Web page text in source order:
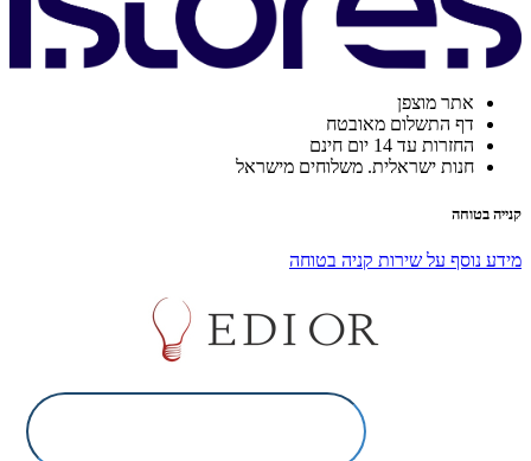
אתר מוצפן
דף התשלום מאובטח
החזרות עד 14 יום חינם
חנות ישראלית. משלוחים מישראל
קנייה בטוחה
מידע נוסף על שירות קניה בטוחה